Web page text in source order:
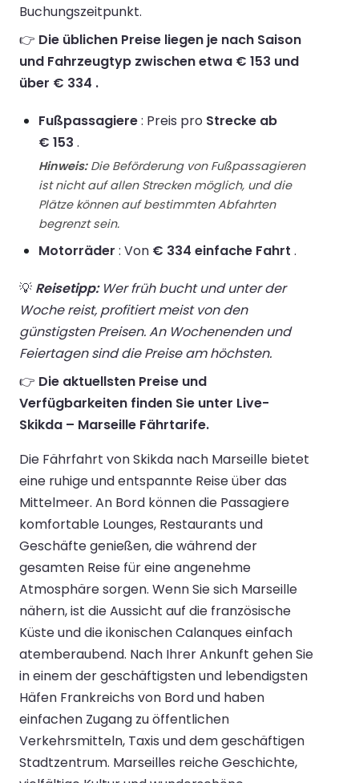
Buchungszeitpunkt.
👉 Die üblichen Preise liegen je nach Saison
und Fahrzeugtyp zwischen etwa € 153 und
über € 334 .
Fußpassagiere: Preis pro Strecke ab
€ 153 .
Hinweis:Die Beförderung von Fußpassagieren
ist nicht auf allen Strecken möglich, und die
Plätze können auf bestimmten Abfahrten
begrenzt sein.
Motorräder : Von € 334 einfache Fahrt .
💡 Reisetipp:Wer früh bucht und unter der
Woche reist, profitiert meist von den
günstigsten Preisen. An Wochenenden und
Feiertagen sind die Preise am höchsten.
👉 Die aktuellsten Preise und
Verfügbarkeiten finden Sie unter Live-
Skikda – Marseille Fährtarife.
Die Fährfahrt von Skikda nach Marseille bietet
eine ruhige und entspannte Reise über das
Mittelmeer. An Bord können die Passagiere
komfortable Lounges, Restaurants und
Geschäfte genießen, die während der
gesamten Reise für eine angenehme
Atmosphäre sorgen. Wenn Sie sich Marseille
nähern, ist die Aussicht auf die französische
Küste und die ikonischen Calanques einfach
atemberaubend. Nach Ihrer Ankunft gehen Sie
in einem der geschäftigsten und lebendigsten
Häfen Frankreichs von Bord und haben
einfachen Zugang zu öffentlichen
Verkehrsmitteln, Taxis und dem geschäftigen
Stadtzentrum. Marseilles reiche Geschichte,